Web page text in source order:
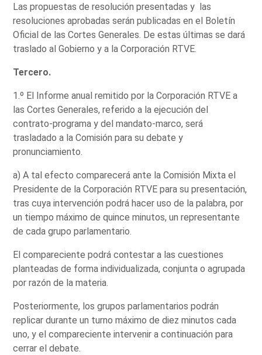
Las propuestas de resolución presentadas y las
resoluciones aprobadas serán publicadas en el Boletín
Oficial de las Cortes Generales. De estas últimas se dará
traslado al Gobierno y a la Corporación RTVE.
Tercero.
1.º El Informe anual remitido por la Corporación RTVE a
las Cortes Generales, referido a la ejecución del
contrato-programa y del mandato-marco, será
trasladado a la Comisión para su debate y
pronunciamiento.
a) A tal efecto comparecerá ante la Comisión Mixta el
Presidente de la Corporación RTVE para su presentación,
tras cuya intervención podrá hacer uso de la palabra, por
un tiempo máximo de quince minutos, un representante
de cada grupo parlamentario.
El compareciente podrá contestar a las cuestiones
planteadas de forma individualizada, conjunta o agrupada
por razón de la materia.
Posteriormente, los grupos parlamentarios podrán
replicar durante un turno máximo de diez minutos cada
uno, y el compareciente intervenir a continuación para
cerrar el debate.